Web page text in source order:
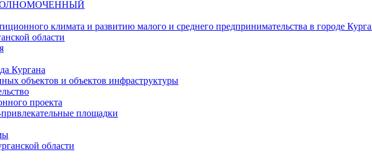
климата и развитию малого и среднего предпринимательства в городе
области
Кургана
объектов и объектов инфраструктуры
проекта
площадки
области